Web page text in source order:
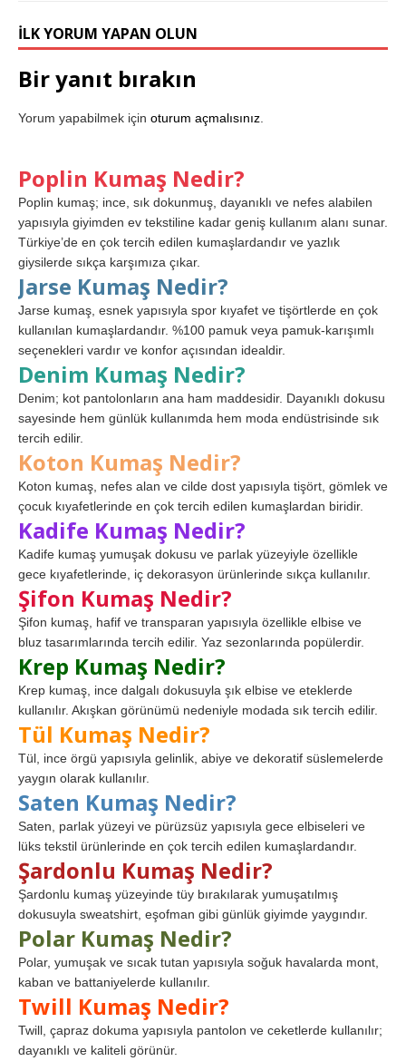
İLK YORUM YAPAN OLUN
Bir yanıt bırakın
Yorum yapabilmek için oturum açmalısınız.
Poplin Kumaş Nedir?
Poplin kumaş; ince, sık dokunmuş, dayanıklı ve nefes alabilen
yapısıyla giyimden ev tekstiline kadar geniş kullanım alanı sunar.
Türkiye’de en çok tercih edilen kumaşlardandır ve yazlık
giysilerde sıkça karşımıza çıkar.
Jarse Kumaş Nedir?
Jarse kumaş, esnek yapısıyla spor kıyafet ve tişörtlerde en çok
kullanılan kumaşlardandır. %100 pamuk veya pamuk-karışımlı
seçenekleri vardır ve konfor açısından idealdir.
Denim Kumaş Nedir?
Denim; kot pantolonların ana ham maddesidir. Dayanıklı dokusu
sayesinde hem günlük kullanımda hem moda endüstrisinde sık
tercih edilir.
Koton Kumaş Nedir?
Koton kumaş, nefes alan ve cilde dost yapısıyla tişört, gömlek ve
çocuk kıyafetlerinde en çok tercih edilen kumaşlardan biridir.
Kadife Kumaş Nedir?
Kadife kumaş yumuşak dokusu ve parlak yüzeyiyle özellikle
gece kıyafetlerinde, iç dekorasyon ürünlerinde sıkça kullanılır.
Şifon Kumaş Nedir?
Şifon kumaş, hafif ve transparan yapısıyla özellikle elbise ve
bluz tasarımlarında tercih edilir. Yaz sezonlarında popülerdir.
Krep Kumaş Nedir?
Krep kumaş, ince dalgalı dokusuyla şık elbise ve eteklerde
kullanılır. Akışkan görünümü nedeniyle modada sık tercih edilir.
Tül Kumaş Nedir?
Tül, ince örgü yapısıyla gelinlik, abiye ve dekoratif süslemelerde
yaygın olarak kullanılır.
Saten Kumaş Nedir?
Saten, parlak yüzeyi ve pürüzsüz yapısıyla gece elbiseleri ve
lüks tekstil ürünlerinde en çok tercih edilen kumaşlardandır.
Şardonlu Kumaş Nedir?
Şardonlu kumaş yüzeyinde tüy bırakılarak yumuşatılmış
dokusuyla sweatshirt, eşofman gibi günlük giyimde yaygındır.
Polar Kumaş Nedir?
Polar, yumuşak ve sıcak tutan yapısıyla soğuk havalarda mont,
kaban ve battaniyelerde kullanılır.
Twill Kumaş Nedir?
Twill, çapraz dokuma yapısıyla pantolon ve ceketlerde kullanılır;
dayanıklı ve kaliteli görünür.